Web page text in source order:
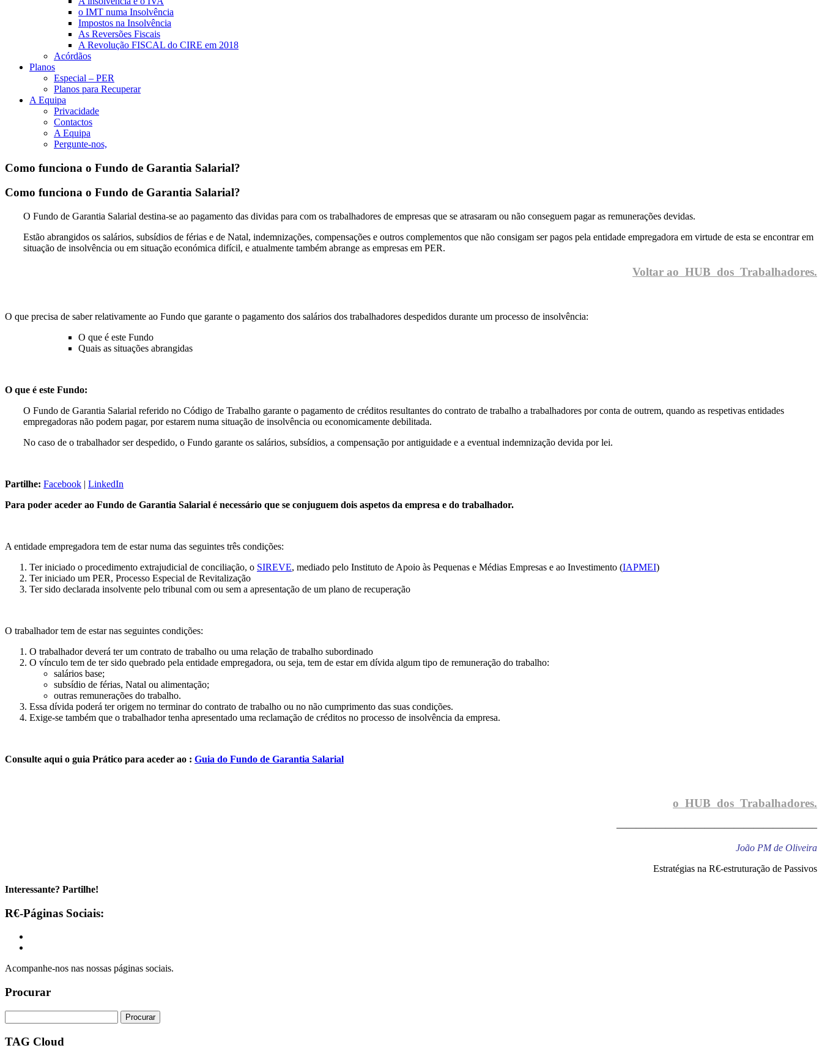
o IMT numa Insolvência
Impostos na Insolvência
As Reversões Fiscais
A Revolução FISCAL do CIRE em 2018
Acórdãos
Planos
Especial – PER
Planos para Recuperar
A Equipa
Privacidade
Contactos
A Equipa
Pergunte-nos,
Como funciona o Fundo de Garantia Salarial?
Como funciona o Fundo de Garantia Salarial?
O Fundo de Garantia Salarial destina-se ao pagamento das dividas para com os trabalhadores de empresas que se atrasaram ou não conseguem pagar as remunerações devidas.
Estão abrangidos os salários, subsídios de férias e de Natal, indemnizações, compensações e outros complementos que não consigam ser pagos pela entidade empregadora em virtude de esta se encontrar em
situação de insolvência ou em situação económica difícil, e atualmente também abrange as empresas em PER.
Voltar ao HUB dos Trabalhadores.
O que precisa de saber relativamente ao Fundo que garante o pagamento dos salários dos trabalhadores despedidos durante um processo de insolvência:
O que é este Fundo
Quais as situações abrangidas
O que é este Fundo:
O Fundo de Garantia Salarial referido no Código de Trabalho garante o pagamento de créditos resultantes do contrato de trabalho a trabalhadores por conta de outrem, quando as respetivas entidades
empregadoras não podem pagar, por estarem numa situação de insolvência ou economicamente debilitada.
No caso de o trabalhador ser despedido, o Fundo garante os salários, subsídios, a compensação por antiguidade e a eventual indemnização devida por lei.
Partilhe: Facebook | LinkedIn
Para poder aceder ao Fundo de Garantia Salarial é necessário que se conjuguem dois aspetos da empresa e do trabalhador.
A entidade empregadora tem de estar numa das seguintes três condições:
Ter iniciado o procedimento extrajudicial de conciliação, o SIREVE, mediado pelo Instituto de Apoio às Pequenas e Médias Empresas e ao Investimento (IAPMEI)
Ter iniciado um PER, Processo Especial de Revitalização
Ter sido declarada insolvente pelo tribunal com ou sem a apresentação de um plano de recuperação
O trabalhador tem de estar nas seguintes condições:
O trabalhador deverá ter um contrato de trabalho ou uma relação de trabalho subordinado
O vínculo tem de ter sido quebrado pela entidade empregadora, ou seja, tem de estar em dívida algum tipo de remuneração do trabalho:
salários base;
subsídio de férias, Natal ou alimentação;
outras remunerações do trabalho.
Essa dívida poderá ter origem no terminar do contrato de trabalho ou no não cumprimento das suas condições.
Exige-se também que o trabalhador tenha apresentado uma reclamação de créditos no processo de insolvência da empresa.
Consulte aqui o guia Prático para aceder ao : Guia do Fundo de Garantia Salarial
o HUB dos Trabalhadores.
————————————————————–
João PM de Oliveira
Estratégias na R€-estruturação de Passivos
Interessante? Partilhe!
R€-Páginas Sociais:
Acompanhe-nos nas nossas páginas sociais.
Procurar
TAG Cloud